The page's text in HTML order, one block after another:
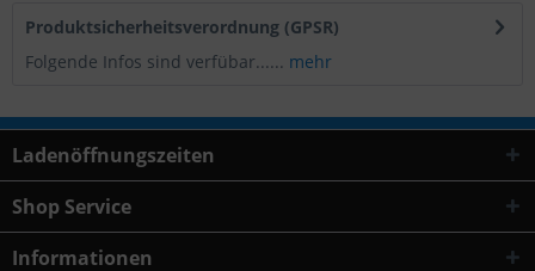
Produktsicherheitsverordnung (GPSR)
Folgende Infos sind verfübar...... mehr
Ladenöffnungszeiten
Shop Service
Informationen